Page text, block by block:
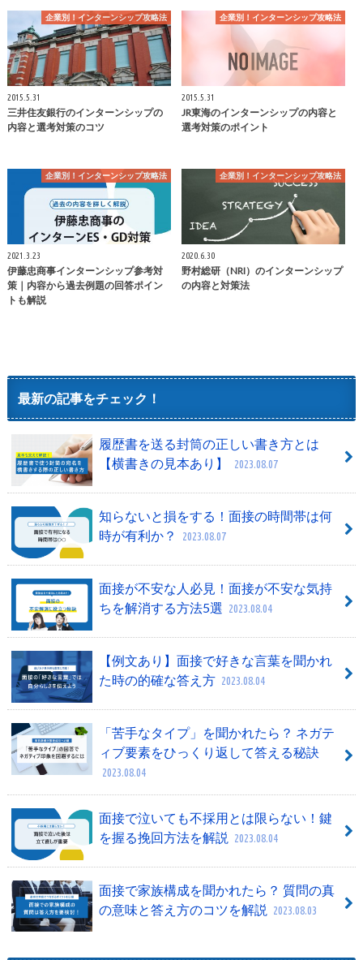
企業別！インターンシップ攻略法
2015.5.31
三井住友銀行のインターンシップの
内容と選考対策のコツ
企業別！インターンシップ攻略法
2015.5.31
JR東海のインターンシップの内容と
選考対策のポイント
企業別！インターンシップ攻略法
2021.3.23
伊藤忠商事インターンシップ参考対
策｜内容から過去例題の回答ポイン
トも解説
企業別！インターンシップ攻略法
2020.6.30
野村総研（NRI）のインターンシップ
の内容と対策法
最新の記事をチェック！
履歴書を送る封筒の正しい書き方とは
【横書きの見本あり】
2023.08.07
知らないと損をする！面接の時間帯は何
時が有利か？
2023.08.07
面接が不安な人必見！面接が不安な気持
ちを解消する方法5選 2023.08.04
【例文あり】面接で好きな言葉を聞かれ
た時の的確な答え方 2023.08.04
「苦手なタイプ」を聞かれたら？ ネガテ
ィブ要素をひっくり返して答える秘訣
2023.08.04
面接で泣いても不採用とは限らない！鍵
を握る挽回方法を解説
2023.08.04
面接で家族構成を聞かれたら？ 質問の真
の意味と答え方のコツを解説
2023.08.03